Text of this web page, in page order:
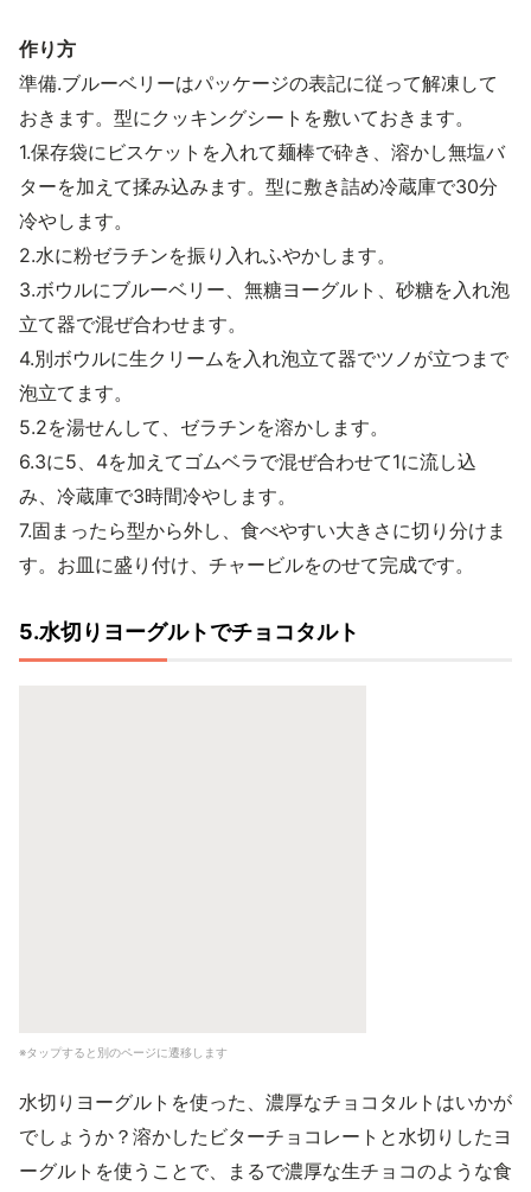
作り方
準備.ブルーベリーはパッケージの表記に従って解凍して
おきます。型にクッキングシートを敷いておきます。
1.保存袋にビスケットを入れて麺棒で砕き、溶かし無塩バ
ターを加えて揉み込みます。型に敷き詰め冷蔵庫で30分
冷やします。
2.水に粉ゼラチンを振り入れふやかします。
3.ボウルにブルーベリー、無糖ヨーグルト、砂糖を入れ泡
立て器で混ぜ合わせます。
4.別ボウルに生クリームを入れ泡立て器でツノが立つまで
泡立てます。
5.2を湯せんして、ゼラチンを溶かします。
6.3に5、4を加えてゴムベラで混ぜ合わせて1に流し込
み、冷蔵庫で3時間冷やします。
7.固まったら型から外し、食べやすい大きさに切り分けま
す。お皿に盛り付け、チャービルをのせて完成です。
5.水切りヨーグルトでチョコタルト
※タップすると別のページに遷移します
水切りヨーグルトを使った、濃厚なチョコタルトはいかが
でしょうか？溶かしたビターチョコレートと水切りしたヨ
ーグルトを使うことで、まるで濃厚な生チョコのような食